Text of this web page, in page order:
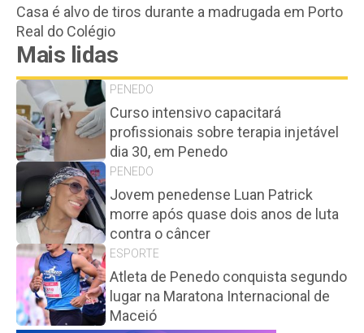
Casa é alvo de tiros durante a madrugada em Porto
Real do Colégio
Mais lidas
PENEDO
Curso intensivo capacitará
profissionais sobre terapia injetável
dia 30, em Penedo
PENEDO
Jovem penedense Luan Patrick
morre após quase dois anos de luta
contra o câncer
ESPORTE
Atleta de Penedo conquista segundo
lugar na Maratona Internacional de
Maceió